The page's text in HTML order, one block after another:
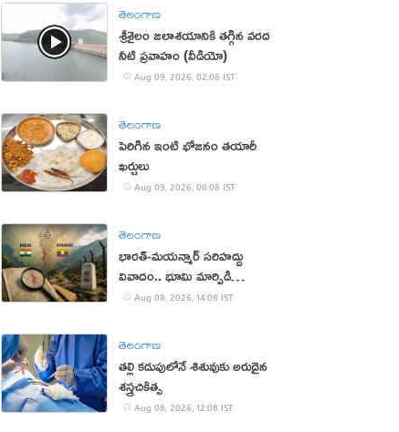
తెలంగాణ
శ్రీశైలం జలాశయానికి తగ్గిన వరద
నీటి ప్రవాహం (వీడియో)
Aug 09, 2026, 02:08 IST
తెలంగాణ
పెరిగిన ఇంటి భోజనం తయారీ
ఖర్చులు
Aug 09, 2026, 00:08 IST
తెలంగాణ
భారత్-మయన్మార్ సరిహద్దు
వివాదం.. భూమి మార్పిడి
ప్రతిపాదనలు
Aug 08, 2026, 14:08 IST
తెలంగాణ
తల్లి కడుపులోనే శిశువుకు అరుదైన
శస్త్రచికిత్స
Aug 08, 2026, 12:08 IST